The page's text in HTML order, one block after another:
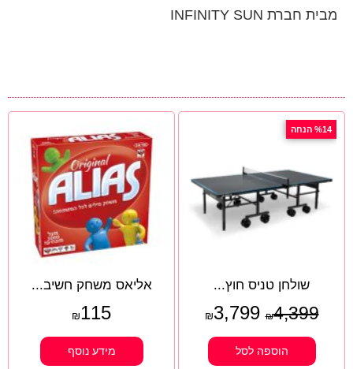
מבית חברת INFINITY SUN
%14 הנחה
שולחן טניס חוץ...
₪4,399
₪3,799
הוספה לסל
אליאס משחק חשיב...
₪115
מידע נוסף